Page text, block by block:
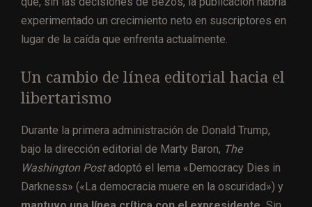
experimentado un crecimiento neto en suscriptores en
lugar de la caída que enfrenta actualmente.
Un cambio de línea editorial hacia el
libertarismo
Durante la primera administración de Donald Trump,
bajo la dirección editorial de Marty Baron, The
Washington Postadoptó el lema «Democracy Dies in
Darkness» («La democracia muere en la oscuridad») y